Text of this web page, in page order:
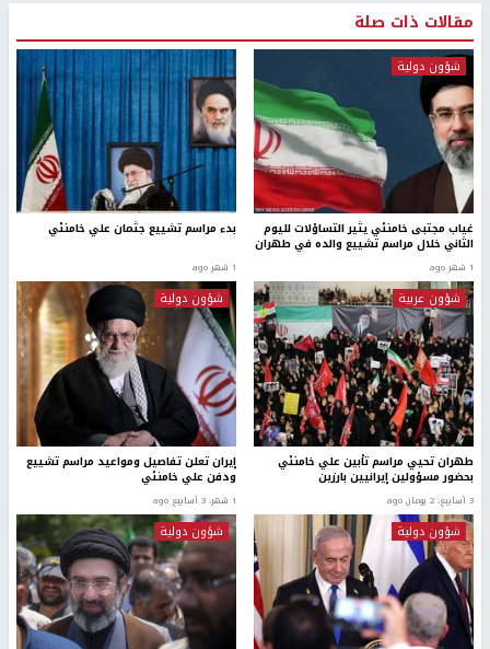
مقالات ذات صلة
شؤون دولية
غياب مجتبى خامنئي يثير التساؤلات لليوم
الثاني خلال مراسم تشييع والده في طهران
1 شهر ago
بدء مراسم تشييع جثمان علي خامنئي
1 شهر ago
شؤون عربية
طهران تحيي مراسم تأبين علي خامنئي
بحضور مسؤولين إيرانيين بارزين
3 أسابيع، 2 يومان ago
شؤون دولية
إيران تعلن تفاصيل ومواعيد مراسم تشييع
ودفن علي خامنئي
1 شهر، 3 أسابيع ago
شؤون دولية شؤون دولية